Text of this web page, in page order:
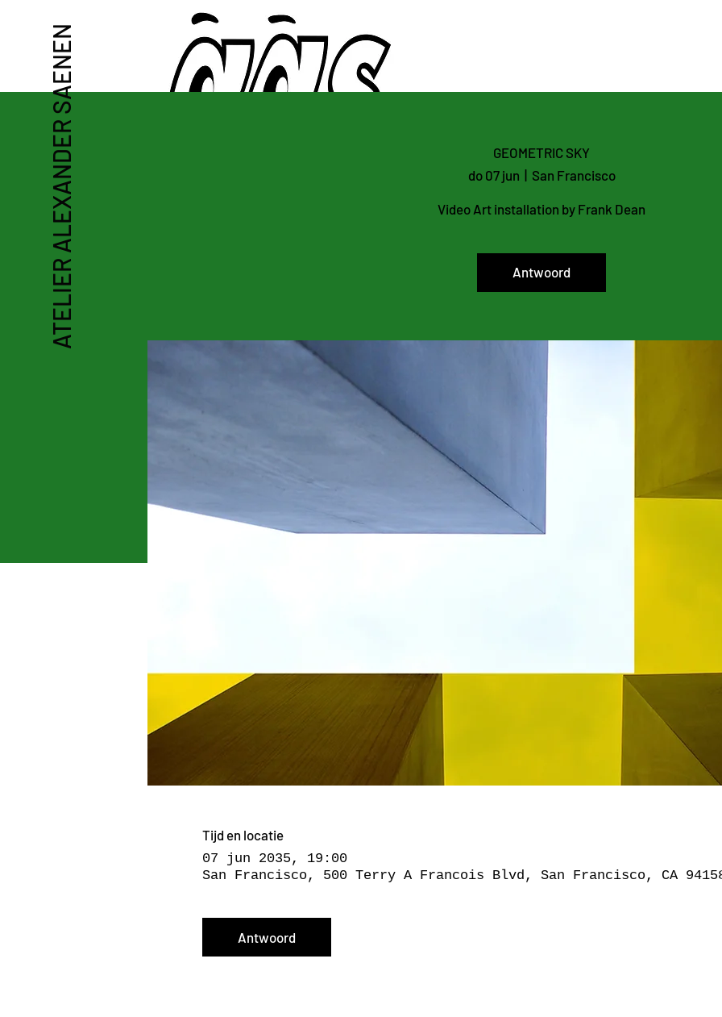
ATELIER ALEXANDER SAENEN
GEOMETRIC SKY
do 07 jun
  |
San Francisco
Video Art installation by Frank Dean
Antwoord
Tijd en locatie
07 jun 2035, 19:00
San Francisco, 500 Terry A Francois Blvd, San Francisco, CA
Antwoord